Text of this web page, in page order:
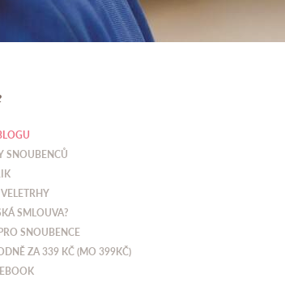
SNOUBENCŮ
SMLOUVA?
SNOUBENCE
ZA 339 KČ (MO 399KČ)